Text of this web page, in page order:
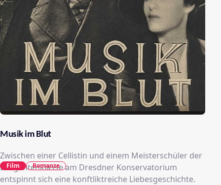
Musik im Blut
Zwischen einer Cellistin und einem Meisterschüler der
Dirigentenklasse am Dresdner Konservatorium
entspinnt sich eine konftliktreiche Liebesgeschichte.
Film Romanze